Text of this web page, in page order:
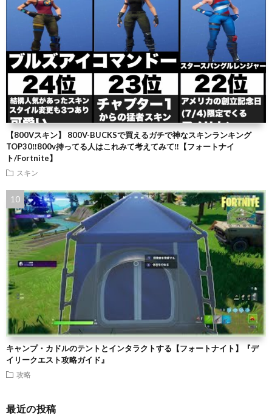
【800Vスキン】 800V-BUCKSで買えるガチで神なスキンランキング
TOP30‼️800v持ってる人はこれみて考えてみて‼️【フォートナイ
ト/Fortnite】
スキン
キャンプ・カドルのテントとインタラクトする【フォートナイト】『デ
イリークエスト攻略ガイド』
攻略
最近の投稿